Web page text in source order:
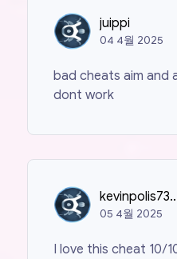
juippi
04 4월 2025
bad cheats aim
dont work
05 4월 2025
I love this cheat 10/